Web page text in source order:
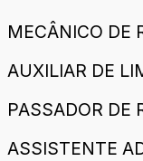
MECÂNICO DE
AUXILIAR DE
PASSADOR DE
ASSISTENTE